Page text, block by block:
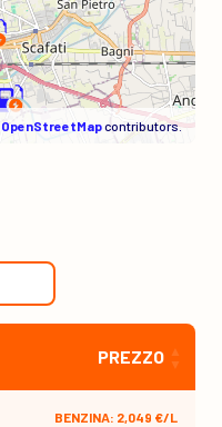
OpenStreetMapcontributors.
PREZZO
BENZINA: 2,049 €/L